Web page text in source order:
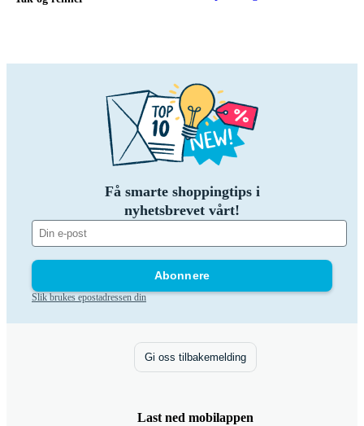
Få smarte shoppingtips i
nyhetsbrevet vårt!
Abonnere
Slik brukes epostadressen din
Gi oss tilbakemelding
Last ned mobilappen